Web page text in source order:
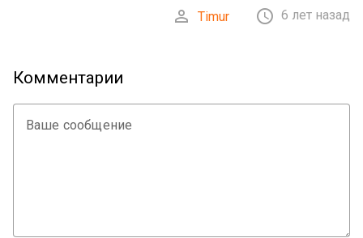
 Timur  6 лет назад
Комментарии
Ваше сообщение